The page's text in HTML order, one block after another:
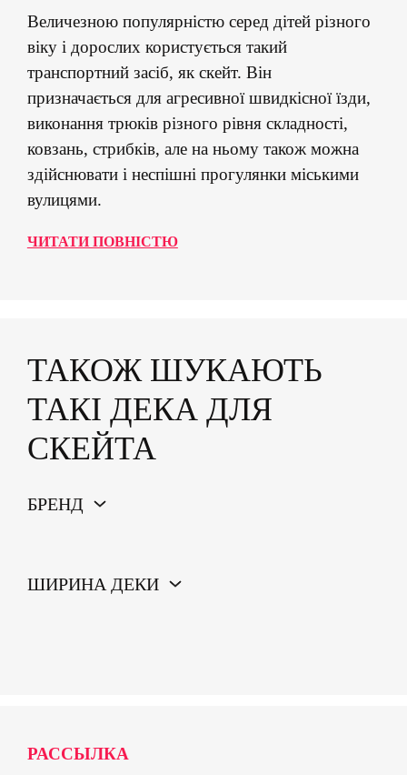
Величезною популярністю серед дітей різного
віку і дорослих користується такий
транспортний засіб, як скейт. Він
призначається для агресивної швидкісної їзди,
виконання трюків різного рівня складності,
ковзань, стрибків, але на ньому також можна
здійснювати і неспішні прогулянки міськими
вулицями.
ЧИТАТИ ПОВНІСТЮ
ТАКОЖ ШУКАЮТЬ
ТАКІ ДЕКА ДЛЯ
СКЕЙТА
БРЕНД
ШИРИНА ДЕКИ
РАССЫЛКА